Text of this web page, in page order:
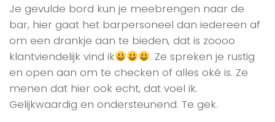
Je gevulde bord kun je meebrengen naar de
bar, hier gaat het barpersoneel dan iedereen af
om een drankje aan te bieden, dat is zoooo
klantviendelijk vind ik
. Ze spreken je rustig
en open aan om te checken of alles oké is. Ze
menen dat hier ook echt, dat voel ik.
Gelijkwaardig en ondersteunend. Te gek.